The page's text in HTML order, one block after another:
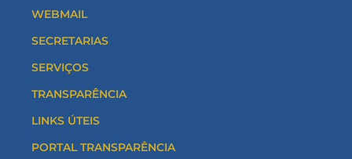
WEBMAIL
SECRETARIAS
SERVIÇOS
TRANSPARÊNCIA
LINKS ÚTEIS
PORTAL TRANSPARÊNCIA